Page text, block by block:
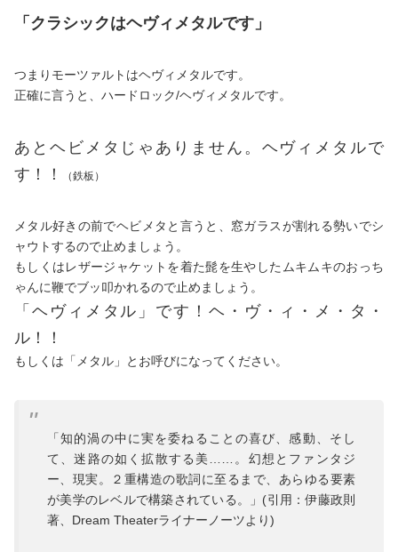
「クラシックはヘヴィメタルです」
つまりモーツァルトはヘヴィメタルです。
正確に言うと、ハードロック/ヘヴィメタルです。
あとヘビメタじゃありません。ヘヴィメタルで
す！！
（鉄板）
メタル好きの前でヘビメタと言うと、窓ガラスが割れる勢いでシ
ャウトするので止めましょう。
もしくはレザージャケットを着た髭を生やしたムキムキのおっち
ゃんに鞭でブッ叩かれるので止めましょう。
「ヘヴィメタル」です！ヘ・ヴ・ィ・メ・タ・
ル！！
もしくは「メタル」とお呼びになってください。
「知的渦の中に実を委ねることの喜び、感動、そし
て、迷路の如く拡散する美……。幻想とファンタジ
ー、現実。２重構造の歌詞に至るまで、あらゆる要素
が美学のレベルで構築されている。」(引用：伊藤政則
著、Dream Theaterライナーノーツより)